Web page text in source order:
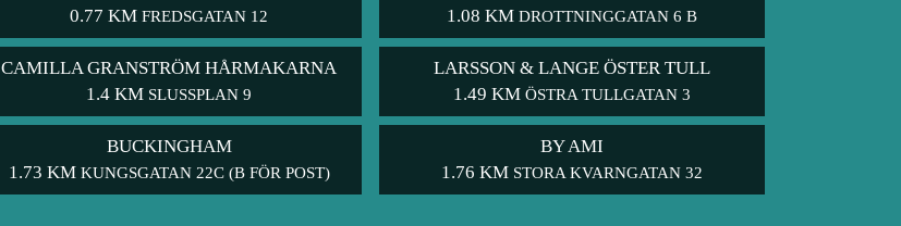
0.77 KM FREDSGATAN 12
1.08 KM DROTTNINGGATAN 6 B
CAMILLA GRANSTRÖM HÅRMAKARNA
1.4 KM SLUSSPLAN 9
LARSSON & LANGE ÖSTER TULL
1.49 KM ÖSTRA TULLGATAN 3
BUCKINGHAM
1.73 KM KUNGSGATAN 22C (B FÖR POST)
BY AMI
1.76 KM STORA KVARNGATAN 32